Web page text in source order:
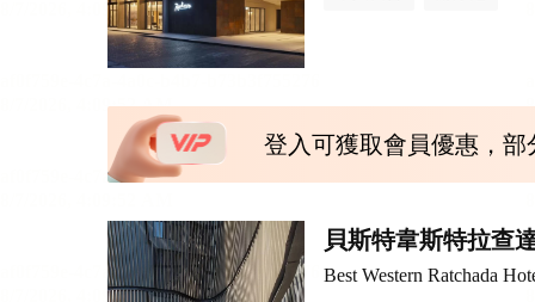
登入可獲取會員優惠，
貝斯特韋斯特拉查
Best Western Ratchada